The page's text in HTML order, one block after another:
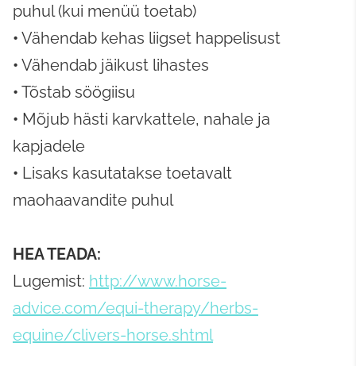
puhul (kui menüü toetab)
• Vähendab kehas liigset happelisust
• Vähendab jäikust lihastes
• Tõstab söögiisu
• Mõjub hästi karvkattele, nahale ja
kapjadele
• Lisaks kasutatakse toetavalt
maohaavandite puhul
HEA TEADA:
Lugemist: http://www.horse-
advice.com/equi-therapy/herbs-
equine/clivers-horse.shtml